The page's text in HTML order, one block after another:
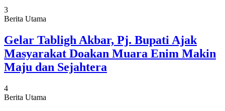
3
Berita Utama
Gelar Tabligh Akbar, Pj. Bupati Ajak
Masyarakat Doakan Muara Enim Makin
Maju dan Sejahtera
4
Berita Utama